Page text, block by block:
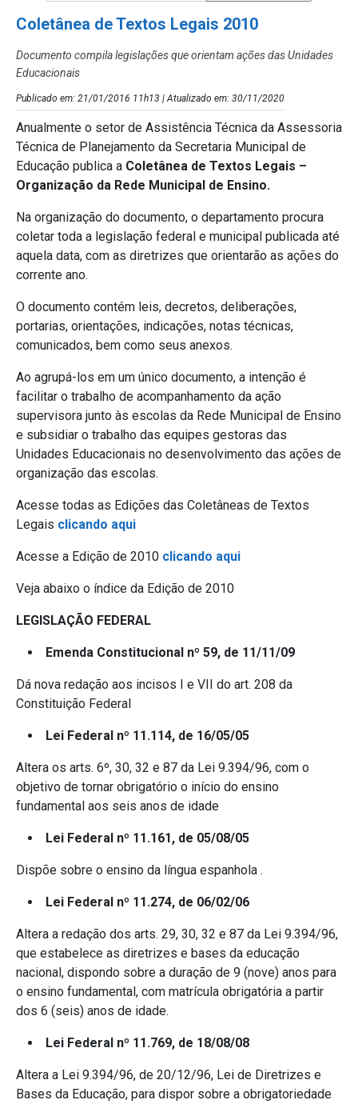
Coletânea de Textos Legais 2010
Documento compila legislações que orientam ações das Unidades
Educacionais
Publicado em: 21/01/2016 11h13 | Atualizado em: 30/11/2020
Anualmente o setor de Assistência Técnica da Assessoria
Técnica de Planejamento da Secretaria Municipal de
Educação publica a Coletânea de Textos Legais –
Organização da Rede Municipal de Ensino.
Na organização do documento, o departamento procura
coletar toda a legislação federal e municipal publicada até
aquela data, com as diretrizes que orientarão as ações do
corrente ano.
O documento contém leis, decretos, deliberações,
portarias, orientações, indicações, notas técnicas,
comunicados, bem como seus anexos.
Ao agrupá-los em um único documento, a intenção é
facilitar o trabalho de acompanhamento da ação
supervisora junto às escolas da Rede Municipal de Ensino
e subsidiar o trabalho das equipes gestoras das
Unidades Educacionais no desenvolvimento das ações de
organização das escolas.
Acesse todas as Edições das Coletâneas de Textos
Legais clicando aqui
Acesse a Edição de 2010 clicando aqui
Veja abaixo o índice da Edição de 2010
LEGISLAÇÃO FEDERAL
Emenda Constitucional nº 59, de 11/11/09
Dá nova redação aos incisos I e VII do art. 208 da
Constituição Federal
Lei Federal nº 11.114, de 16/05/05
Altera os arts. 6º, 30, 32 e 87 da Lei 9.394/96, com o
objetivo de tornar obrigatório o início do ensino
fundamental aos seis anos de idade
Lei Federal nº 11.161, de 05/08/05
Dispõe sobre o ensino da língua espanhola .
Lei Federal nº 11.274, de 06/02/06
Altera a redação dos arts. 29, 30, 32 e 87 da Lei 9.394/96,
que estabelece as diretrizes e bases da educação
nacional, dispondo sobre a duração de 9 (nove) anos para
o ensino fundamental, com matrícula obrigatória a partir
dos 6 (seis) anos de idade.
Lei Federal nº 11.769, de 18/08/08
Altera a Lei 9.394/96, de 20/12/96, Lei de Diretrizes e
Bases da Educação, para dispor sobre a obrigatoriedade